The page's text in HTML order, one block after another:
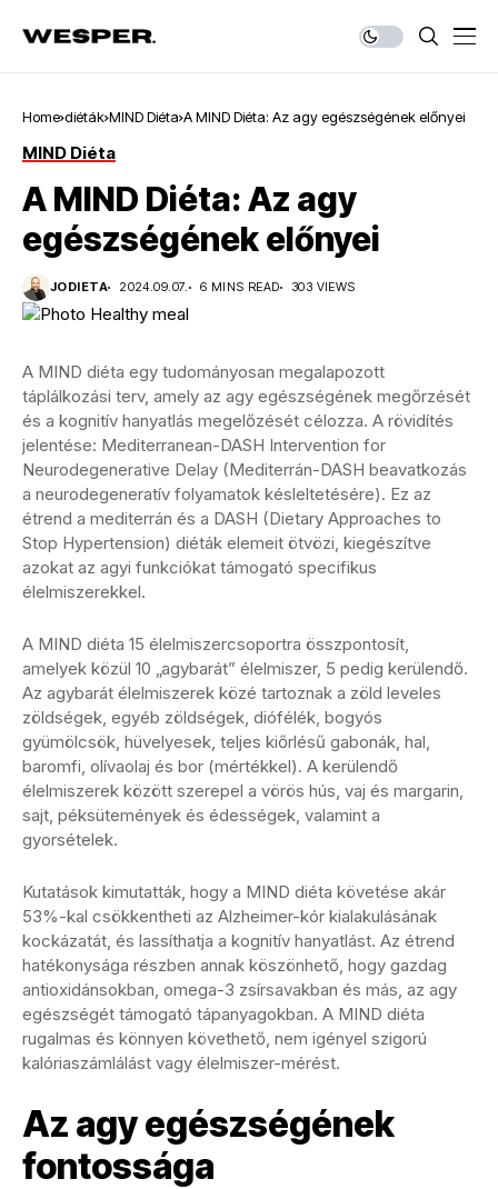
Home diéták MIND Diéta A MIND Diéta: Az agy egészségének előnyei
MIND Diéta
A MIND Diéta: Az agy
egészségének előnyei
JODIETA 2024.09.07. 6 MINS READ 303 VIEWS
A MIND diéta egy tudományosan megalapozott
táplálkozási terv, amely az agy egészségének megőrzését
és a kognitív hanyatlás megelőzését célozza. A rövidítés
jelentése: Mediterranean-DASH Intervention for
Neurodegenerative Delay (Mediterrán-DASH beavatkozás
a neurodegeneratív folyamatok késleltetésére). Ez az
étrend a mediterrán és a DASH (Dietary Approaches to
Stop Hypertension) diéták elemeit ötvözi, kiegészítve
azokat az agyi funkciókat támogató specifikus
élelmiszerekkel.
A MIND diéta 15 élelmiszercsoportra összpontosít,
amelyek közül 10 „agybarát” élelmiszer, 5 pedig kerülendő.
Az agybarát élelmiszerek közé tartoznak a zöld leveles
zöldségek, egyéb zöldségek, diófélék, bogyós
gyümölcsök, hüvelyesek, teljes kiőrlésű gabonák, hal,
baromfi, olívaolaj és bor (mértékkel). A kerülendő
élelmiszerek között szerepel a vörös hús, vaj és margarin,
sajt, péksütemények és édességek, valamint a
gyorsételek.
Kutatások kimutatták, hogy a MIND diéta követése akár
53%-kal csökkentheti az Alzheimer-kór kialakulásának
kockázatát, és lassíthatja a kognitív hanyatlást. Az étrend
hatékonysága részben annak köszönhető, hogy gazdag
antioxidánsokban, omega-3 zsírsavakban és más, az agy
egészségét támogató tápanyagokban. A MIND diéta
rugalmas és könnyen követhető, nem igényel szigorú
kalóriaszámlálást vagy élelmiszer-mérést.
Az agy egészségének
fontossága